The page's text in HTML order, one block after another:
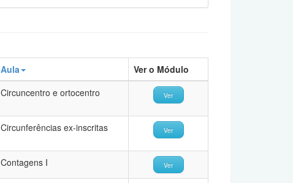
Aula
Ver o Módulo
Circuncentro e ortocentro Ver
Circunferências ex-inscritas Ver
Contagens I Ver